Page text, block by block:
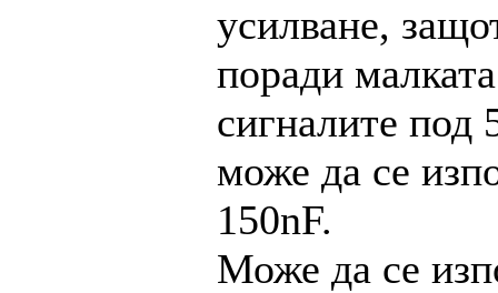
усилване,
поради
сигналите под
може да се
150nF.
Може да се